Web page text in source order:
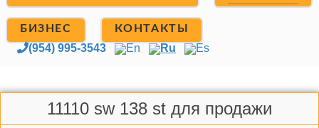
БИЗНЕС КОНТАКТЫ
(954) 995-3543 En Ru Es
11110 sw 138 st для продажи